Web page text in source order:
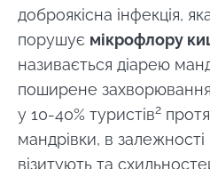
доброякісна інфекція,
порушує мікрофлору
називається діарею
поширене
у 10-40% туристів2
мандрівки, в залежності
візитують та